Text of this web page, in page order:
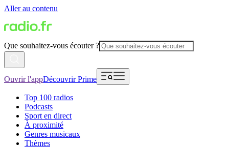
Aller au contenu
Que souhaitez-vous écouter ?
Ouvrir l'appDécouvrir Prime
Top 100 radios
Podcasts
Sport en direct
À proximité
Genres musicaux
Thèmes